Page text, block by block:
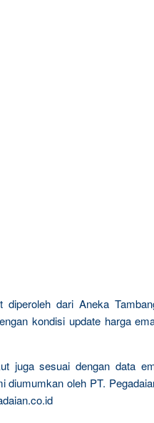
diperoleh dari Aneka
kondisi update harga
juga sesuai dengan data
diumumkan oleh PT.